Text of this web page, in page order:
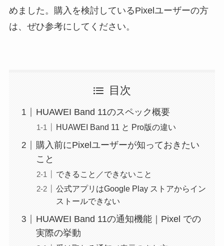
めました。購入を検討しているPixelユーザーの方
は、ぜひ参考にしてください。
目次
HUAWEI Band 11のスペック概要
HUAWEI Band 11 と Pro版の違い
購入前にPixelユーザーが知っておきたい
こと
できること／できないこと
公式アプリはGoogle Play ストアからイン
ストールできない
HUAWEI Band 11の通知機能｜Pixel での
実際の挙動